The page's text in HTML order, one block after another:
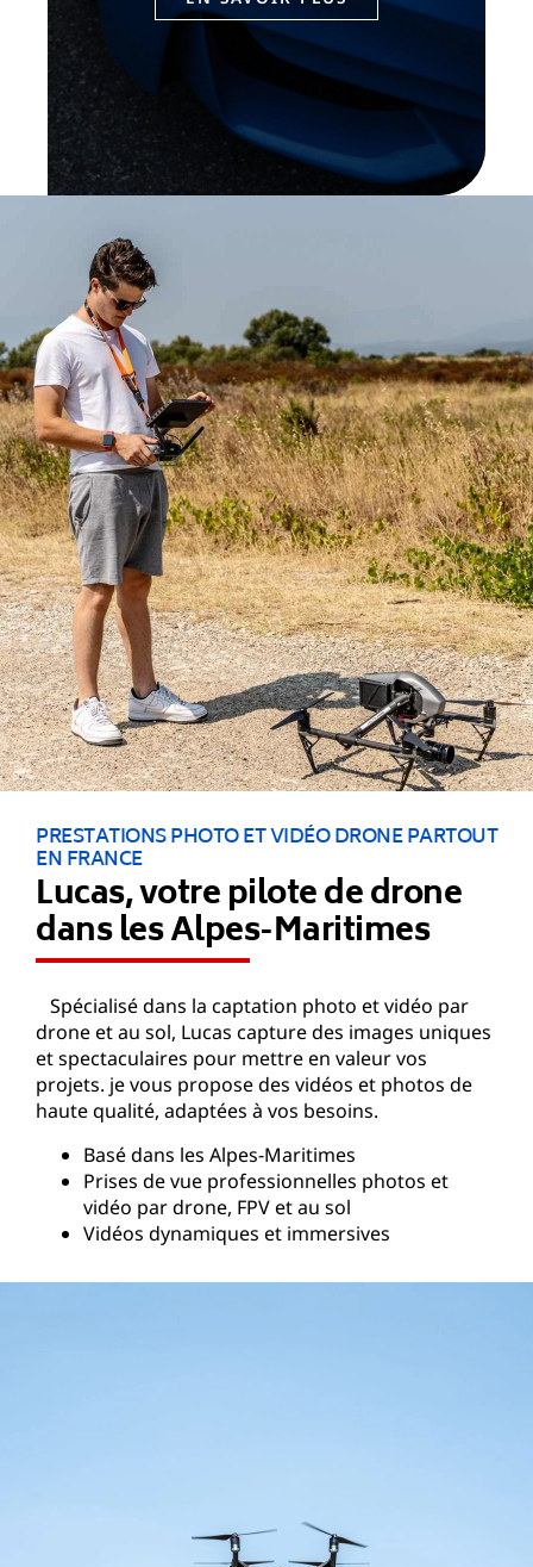
impeccables ou des souvenirs
mémorables de votre événement
spécial, nous sommes là pour capturer
chaque moment avec précision et
créativité.
PRESTATIONS PHOTO ET VIDÉO DRONE PARTOUT
EN FRANCE
Lucas, votre pilote de drone
dans les Alpes-Maritimes
Spécialisé dans la captation photo et vidéo par
drone et au sol, Lucas capture des images uniques
et spectaculaires pour mettre en valeur vos
projets. je vous propose des vidéos et photos de
haute qualité, adaptées à vos besoins.
Basé dans les Alpes-Maritimes
Prises de vue professionnelles photos et
vidéo par drone, FPV et au sol
Vidéos dynamiques et immersives